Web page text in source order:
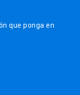
que ponga en